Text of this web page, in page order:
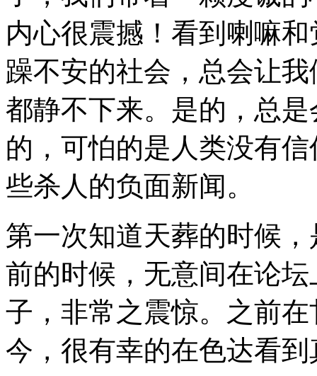
内心很震撼！看到喇嘛
躁不安的社会，总会让
都静不下来。是的，总
的，可怕的是人类没有
些杀人的负面新闻。
第一次知道天葬的时候
前的时候，无意间在论
子，非常之震惊。之前
今，很有幸的在色达看